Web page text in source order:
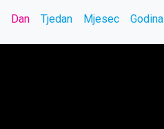
Dan Tjedan Mjesec Godina